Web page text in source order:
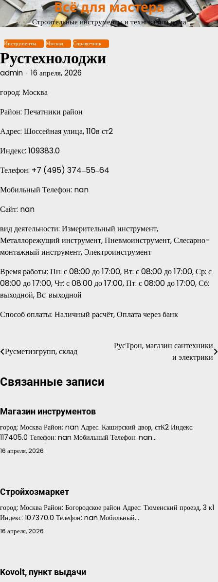
Перейти
содержимому
Всё для мастера
Строительные инструменты и техника для дома
Инструменты Москва Справочник
Рустехнолоджи
admin 16 апреля, 2026
город: Москва
Район: Печатники район
Адрес: Шоссейная улица, 110в ст2
Индекс: 109383.0
Телефон: +7 (495) 374‒55‒64
Мобильный Телефон: nan
Сайт: nan
вид деятельности: Измерительный инструмент,
Металлорежущий инструмент, Пневмоинструмент, Слесарно-
монтажный инструмент, Электроинструмент
Время работы: Пн: с 08:00 до 17:00, Вт: с 08:00 до 17:00, Ср: с
08:00 до 17:00, Чт: с 08:00 до 17:00, Пт: с 08:00 до 17:00, Сб:
выходной, Вс: выходной
Способ оплаты: Наличный расчёт, Оплата через банк
Навигация
записям
Русметизгрупп, склад
РусТрон, магазин сантехники
и электрики
Связанные записи
Магазин инструментов
город: Москва Район: nan Адрес: Каширский двор, стК2 Индекс:
117405.0 Телефон: nan Мобильный Телефон: nan…
16 апреля, 2026
Стройхозмаркет
город: Москва Район: Богородское район Адрес: Тюменский проезд, 3 к1
Индекс: 107370.0 Телефон: nan Мобильный…
16 апреля, 2026
Kovolt, пункт выдачи